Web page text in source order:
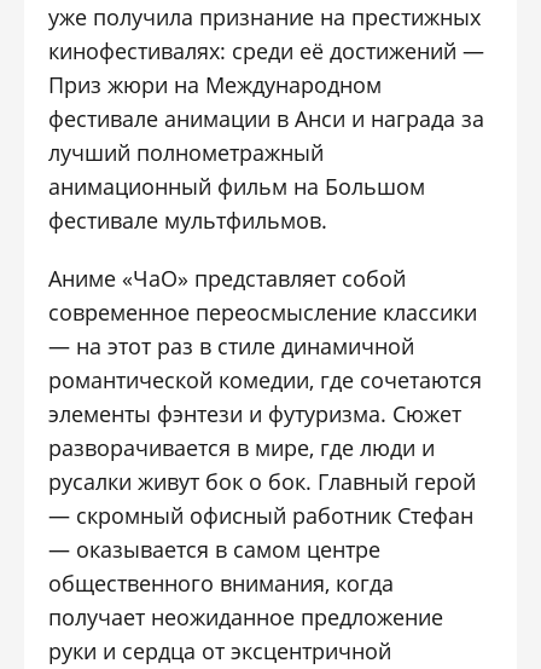
уже получила признание на престижных
кинофестивалях: среди её достижений —
Приз жюри на Международном
фестивале анимации в Анси и награда за
лучший полнометражный
анимационный фильм на Большом
фестивале мультфильмов.
Аниме «ЧаО» представляет собой
современное переосмысление классики
— на этот раз в стиле динамичной
романтической комедии, где сочетаются
элементы фэнтези и футуризма. Сюжет
разворачивается в мире, где люди и
русалки живут бок о бок. Главный герой
— скромный офисный работник Стефан
— оказывается в самом центре
общественного внимания, когда
получает неожиданное предложение
руки и сердца от эксцентричной